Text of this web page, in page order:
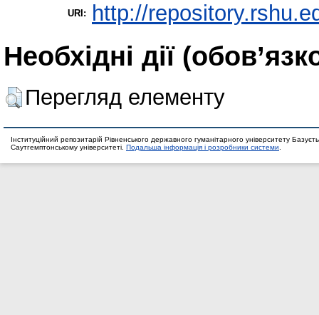
URI: http://
Необхідні дії
Перегляд елементу
Інституційний репозитарій Рівненського державного гуманітарного університету
Саутгемптонському університеті. Подальша інформація і розробники системи